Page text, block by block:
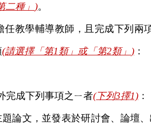
種」 )。
任教學輔導教師，且完成下列兩
(請選擇「第1類」或「第2類」 )：
完成下列事項之ㄧ者(下列3擇1)：
論文，並發表於研討會、論壇